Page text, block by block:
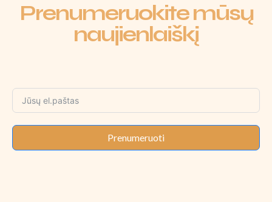
Prenumeruokite mūsų
naujienlaiškį
Prenumeruoti